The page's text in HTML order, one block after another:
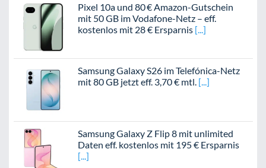
Pixel 10a und 80 € Amazon-Gutschein
mit 50 GB im Vodafone-Netz – eff.
kostenlos mit 28 € Ersparnis
Samsung Galaxy S26 im Telefónica-Netz
mit 80 GB jetzt eff. 3,70 € mtl.
Samsung Galaxy Z Flip 8 mit unlimited
Daten eff. kostenlos mit 195 € Ersparnis